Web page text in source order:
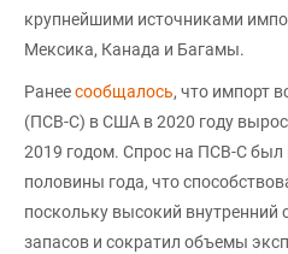
крупнейшими источниками
Мексика, Канада и Багамы.
Ранеесообщалось, что импорт
(ПСВ-С) в США в 2020 году вырос
2019 годом. Спрос на ПСВ-С был
половины года, что
поскольку высокий внутренний
запасов и сократил объемы